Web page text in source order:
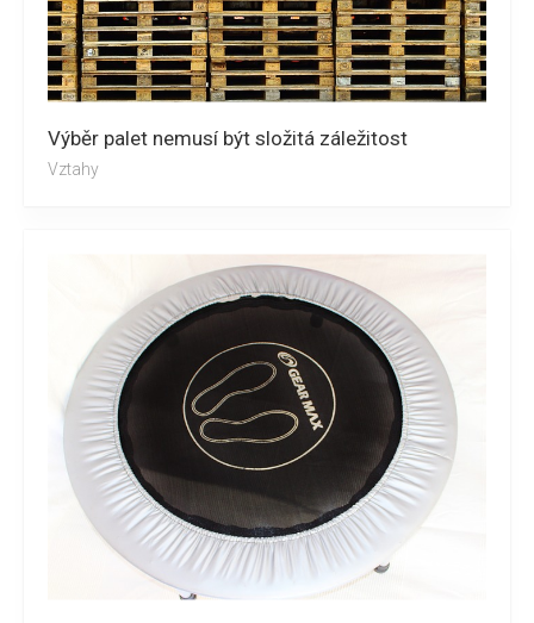
Výběr palet nemusí být složitá záležitost
Vztahy